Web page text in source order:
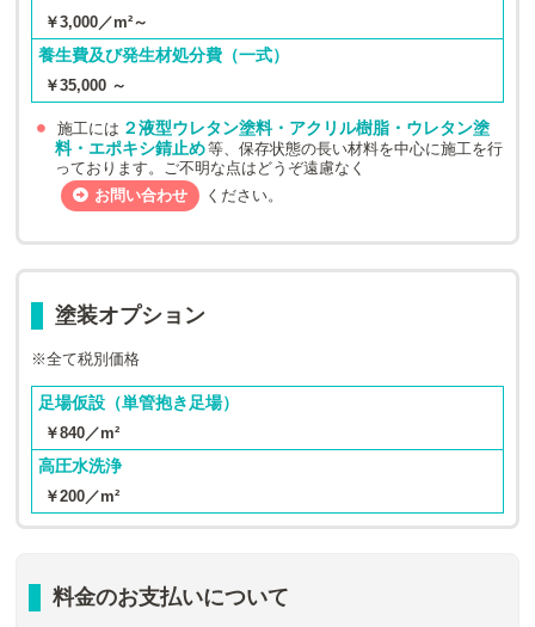
￥3,000／m²～
養生費及び発生材処分費（一式）
￥35,000 ～
施工には ２液型ウレタン塗料・アクリル樹脂・ウレタン塗
料・エポキシ錆止め等、保存状態の長い材料を中心に施工を行
っております。ご不明な点はどうぞ遠慮なく
お問い合わせ
ください。
塗装オプション
※全て税別価格
足場仮設（単管抱き足場）
￥840／m²
高圧水洗浄
￥200／m²
料金のお支払いについて